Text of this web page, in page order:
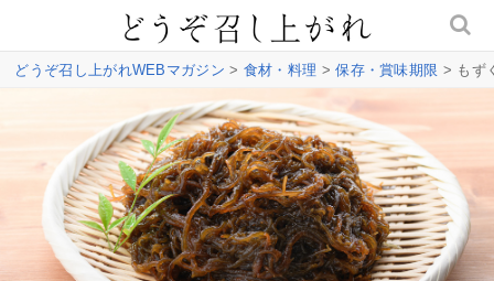
どうぞ召し上がれWEBマガジン > 食材・料理 >保存・賞味期限 > もず